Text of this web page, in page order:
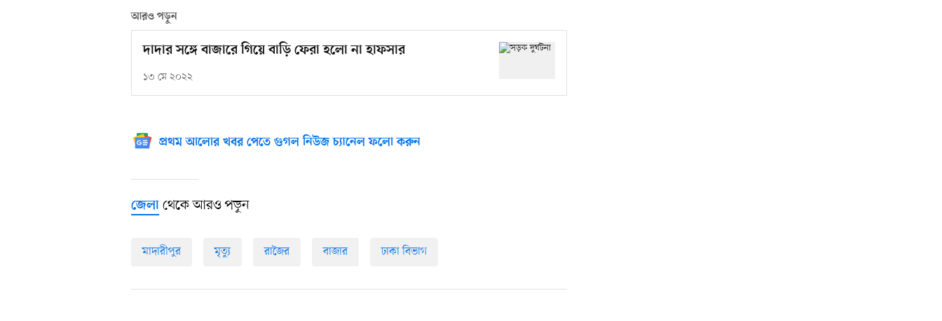
আরও পড়ুন
দাদার সঙ্গে বাজারে গিয়ে বাড়ি ফেরা হলো না হাফসার
১৩ মে ২০২২
প্রথম আলোর খবর পেতে গুগল নিউজ চ্যানেল ফলো করুন
জেলা থেকে আরও পড়ুন
মাদারীপুর মৃত্যু রাজৈর বাজার ঢাকা বিভাগ